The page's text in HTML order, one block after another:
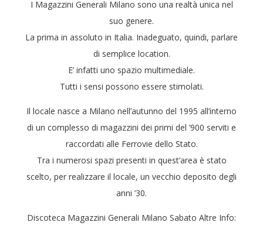
I Magazzini Generali Milano sono una realtà unica nel
suo genere.
La prima in assoluto in Italia. Inadeguato, quindi, parlare
di semplice location.
E’ infatti uno spazio multimediale.
Tutti i sensi possono essere stimolati.
Il locale nasce a Milano nell’autunno del 1995 all’interno
di un complesso di magazzini dei primi del ’900 serviti e
raccordati alle Ferrovie dello Stato.
Tra i numerosi spazi presenti in quest’area è stato
scelto, per realizzare il locale, un vecchio deposito degli
anni ’30.
Discoteca Magazzini Generali Milano Sabato Altre Info: